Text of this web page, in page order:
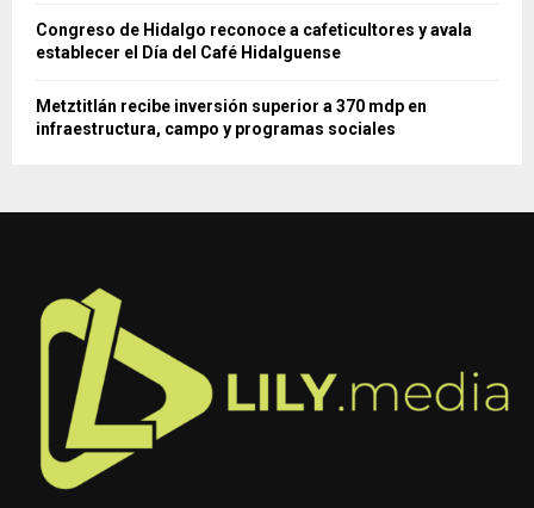
Congreso de Hidalgo reconoce a cafeticultores y avala
establecer el Día del Café Hidalguense
Metztitlán recibe inversión superior a 370 mdp en
infraestructura, campo y programas sociales